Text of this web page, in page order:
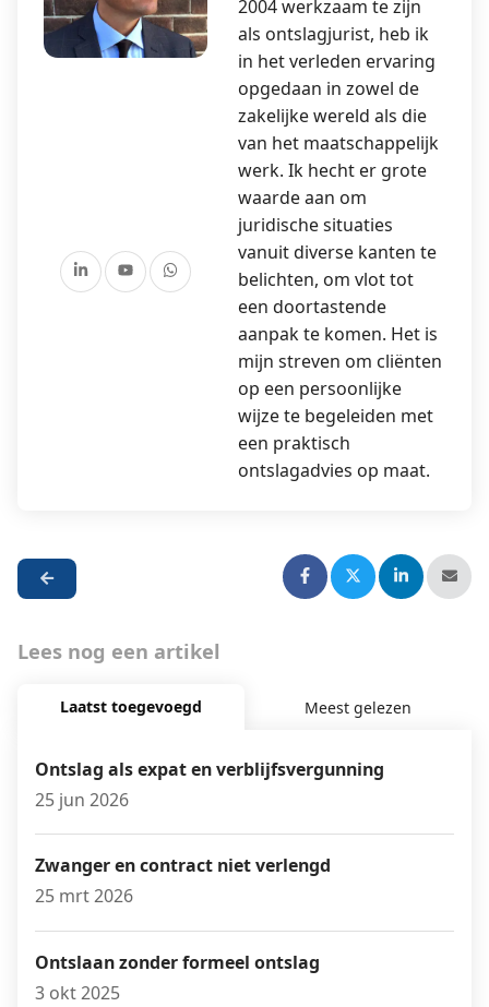
2004 werkzaam te zijn
als ontslagjurist, heb ik
in het verleden ervaring
opgedaan in zowel de
zakelijke wereld als die
van het maatschappelijk
werk. Ik hecht er grote
waarde aan om
juridische situaties
vanuit diverse kanten te
belichten, om vlot tot
een doortastende
aanpak te komen. Het is
mijn streven om cliënten
op een persoonlijke
wijze te begeleiden met
een praktisch
ontslagadvies op maat.
Lees nog een artikel
Laatst toegevoegd Meest gelezen
Ontslag als expat en verblijfsvergunning
25 jun 2026
Zwanger en contract niet verlengd
25 mrt 2026
Ontslaan zonder formeel ontslag
3 okt 2025